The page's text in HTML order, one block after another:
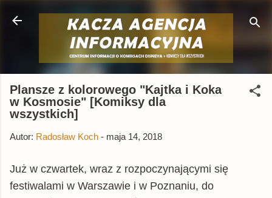
Przejdź do głównej zawartości
Plansze z kolorowego "Kajtka i Koka
w Kosmosie" [Komiksy dla
wszystkich]
Autor: Radosław Koch - maja 14, 2018
Już w czwartek, wraz z rozpoczynającymi się
festiwalami w Warszawie i w Poznaniu, do